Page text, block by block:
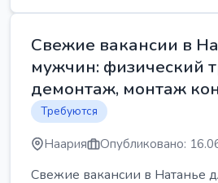
Свежие вакансии в
мужчин: физический
демонтаж, монтаж
Требуются
Наария Опубликовано:
Свежие вакансии в Натанье